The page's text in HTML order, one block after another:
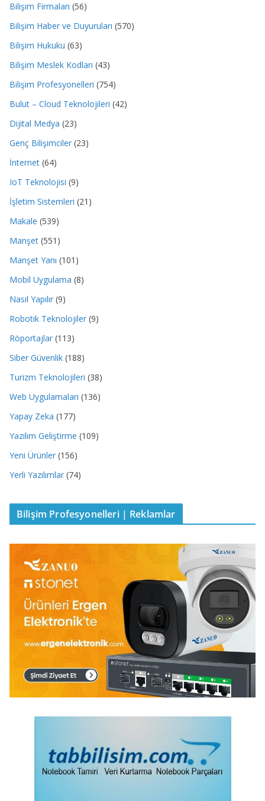
Bilişim Firmaları (56)
Bilişim Haber ve Duyuruları (570)
Bilişim Hukuku (63)
Bilişim Meslek Kodları (43)
Bilişim Profesyonelleri (754)
Bulut – Cloud Teknolojileri (42)
Dijital Medya (23)
Genç Bilişimciler (23)
İnternet (64)
IoT Teknolojisi (9)
İşletim Sistemleri (21)
Makale (539)
Manşet (551)
Manşet Yanı (101)
Mobil Uygulama (8)
Nasıl Yapılır (9)
Robotik Teknolojiler (9)
Röportajlar (113)
Siber Güvenlik (188)
Turizm Teknolojileri (38)
Web Uygulamaları (136)
Yapay Zeka (177)
Yazılım Geliştirme (109)
Yeni Ürünler (156)
Yerli Yazılımlar (74)
Bilişim Profesyonelleri | Reklamlar